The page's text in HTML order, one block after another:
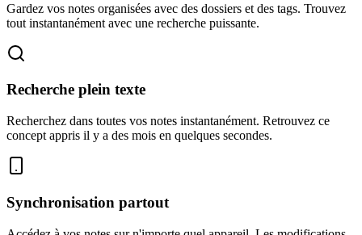
Gardez vos notes organisées avec des dossiers et des tags. Trouvez
tout instantanément avec une recherche puissante.
Recherche plein texte
Recherchez dans toutes vos notes instantanément. Retrouvez ce
concept appris il y a des mois en quelques secondes.
Synchronisation partout